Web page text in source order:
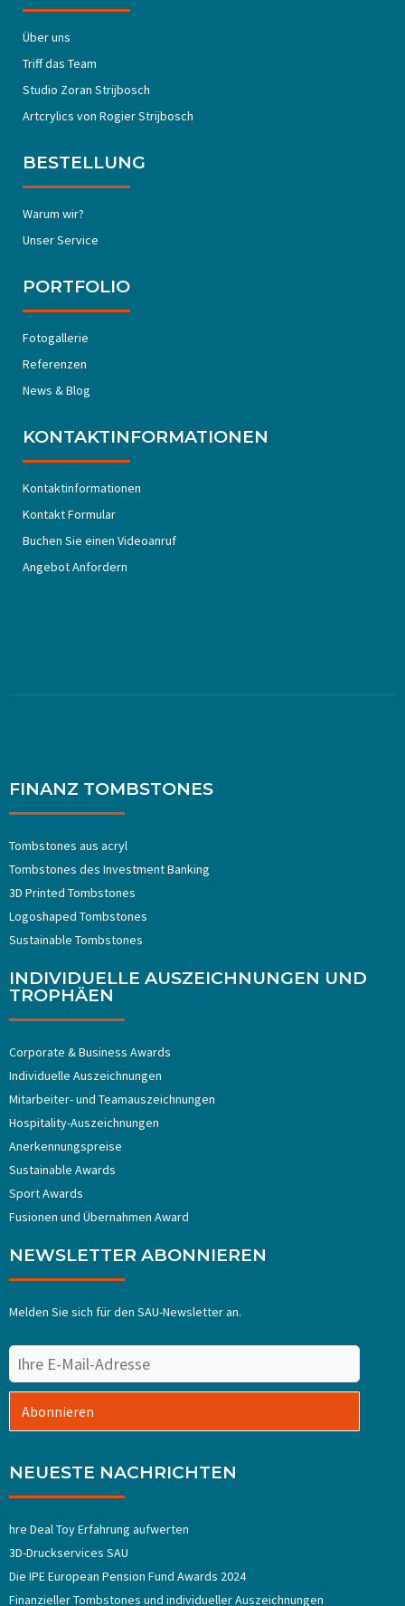
Über uns
Triff das Team
Studio Zoran Strijbosch
Artcrylics von Rogier Strijbosch
BESTELLUNG
Warum wir?
Unser Service
PORTFOLIO
Fotogallerie
Referenzen
News & Blog
KONTAKTINFORMATIONEN
Kontaktinformationen
Kontakt Formular
Buchen Sie einen Videoanruf
Angebot Anfordern
FINANZ TOMBSTONES
Tombstones aus acryl
Tombstones ​​des Investment Banking
3D Printed Tombstones
Logoshaped Tombstones
Sustainable Tombstones
INDIVIDUELLE AUSZEICHNUNGEN UND
TROPHÄEN
Corporate & Business Awards
Individuelle Auszeichnungen
Mitarbeiter- und Teamauszeichnungen
Hospitality-Auszeichnungen
Anerkennungspreise
Sustainable Awards
Sport Awards
Fusionen und Übernahmen Award
NEWSLETTER ABONNIEREN
Melden Sie sich für den SAU-Newsletter an.
Abonnieren
NEUESTE NACHRICHTEN
hre Deal Toy Erfahrung aufwerten
3D-Druckservices SAU
Die IPE European Pension Fund Awards 2024
Finanzieller Tombstones und individueller Auszeichnungen